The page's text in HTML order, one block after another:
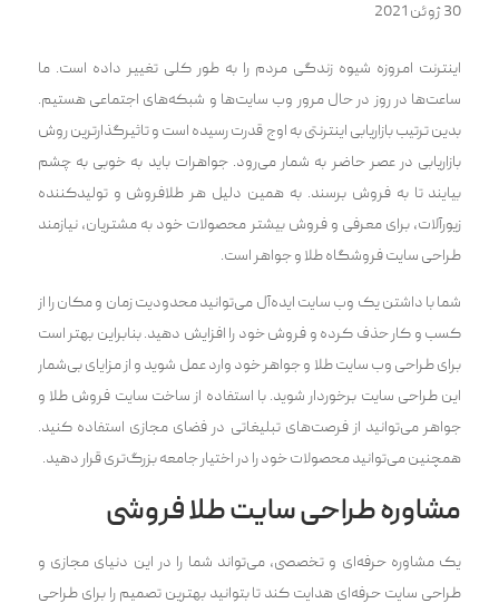
30 ژوئن 2021
اینترنت امروزه شیوه زندگی مردم را به طور کلی تغییر داده است. ‌ما
ساعت‌ها در روز در حال مرور وب سایت‌ها و شبکه‌های اجتماعی هستیم.
بدین ترتیب بازاریابی اینترنتی به اوج قدرت رسیده است و تاثیرگذار‌ترین روش
بازاریابی در عصر حاضر به شمار می‌‌رود. جواهرات باید به خوبی به چشم
بیایند تا به فروش برسند. به همین دلیل هر طلافروش و تولیدکننده
زیورآلات، برای معرفی و فروش بیشتر محصولات خود به مشتریان، نیازمند
طراحی سایت فروشگاه طلا و جواهر است.
شما با داشتن یک وب سایت ایده‌آل می‌‌توانید محدودیت زمان و مکان را از
کسب و کار حذف کرده و فروش خود را افزایش دهید. بنابراین بهتر است
برای طراحی وب سایت طلا و جواهر خود وارد عمل شوید و از مزایای بی‌شمار
این طراحی سایت برخوردار شوید. با استفاده از ساخت سایت فروش طلا و
جواهر می‌‌توانید از فرصت‌های تبلیغاتی در فضای مجازی استفاده کنید.
همچنین می‌توانید محصولات خود را در اختیار جامعه بزرگ‌تری قرار دهید.
مشاوره طراحی سایت طلا فروشی
یک مشاوره حرفه‌ای و تخصصی، می‌‌تواند شما را در این دنیای مجازی و
طراحی سایت حرفه‌ای هدایت کند تا بتوانید بهترین تصمیم را برای طراحی